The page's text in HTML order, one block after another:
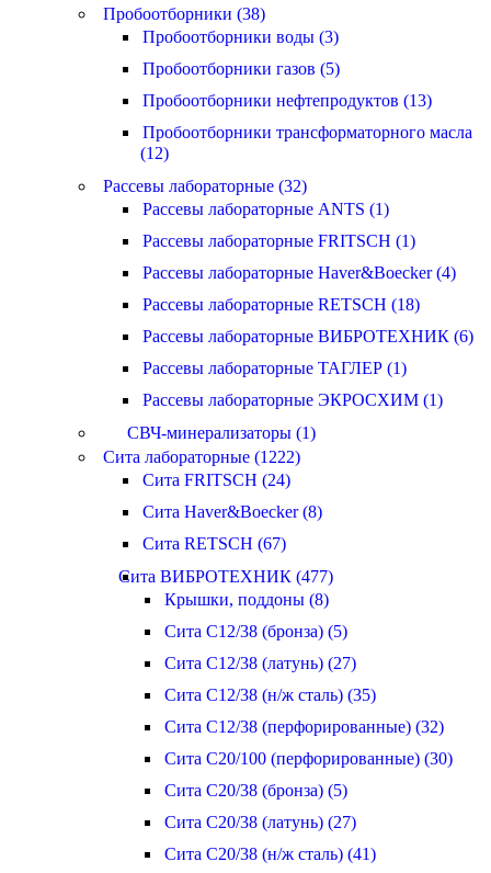
Пробоотборники (38)
Пробоотборники воды (3)
Пробоотборники газов (5)
Пробоотборники нефтепродуктов (13)
Пробоотборники трансформаторного масла
(12)
Рассевы лабораторные (32)
Рассевы лабораторные ANTS (1)
Рассевы лабораторные FRITSCH (1)
Рассевы лабораторные Haver&Boecker (4)
Рассевы лабораторные RETSCH (18)
Рассевы лабораторные ВИБРОТЕХНИК (6)
Рассевы лабораторные ТАГЛЕР (1)
Рассевы лабораторные ЭКРОСХИМ (1)
СВЧ-минерализаторы (1)
Сита лабораторные (1222)
Сита FRITSCH (24)
Сита Haver&Boecker (8)
Сита RETSCH (67)
Сита ВИБРОТЕХНИК (477)
Крышки, поддоны (8)
Сита С12/38 (бронза) (5)
Сита С12/38 (латунь) (27)
Сита С12/38 (н/ж сталь) (35)
Сита С12/38 (перфорированные) (32)
Сита С20/100 (перфорированные) (30)
Сита С20/38 (бронза) (5)
Сита С20/38 (латунь) (27)
Сита С20/38 (н/ж сталь) (41)